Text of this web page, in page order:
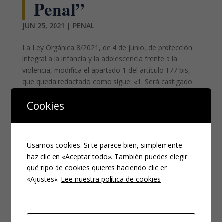
Penal”
JUN 25, 2021 | PENAL
La Ley Orgánica 8/2021, de 4 de junio, de protección
integral a la infancia y la adolescencia frente a la
violencia, modifica el apartado 1 del artículo 177 bis,
que queda redactado como sigue: «1. Será castigado
de...
Cookies
Usamos cookies. Si te parece bien, simplemente
haz clic en «Aceptar todo». También puedes elegir
qué tipo de cookies quieres haciendo clic en
«Ajustes». Lee nuestra política de cookies